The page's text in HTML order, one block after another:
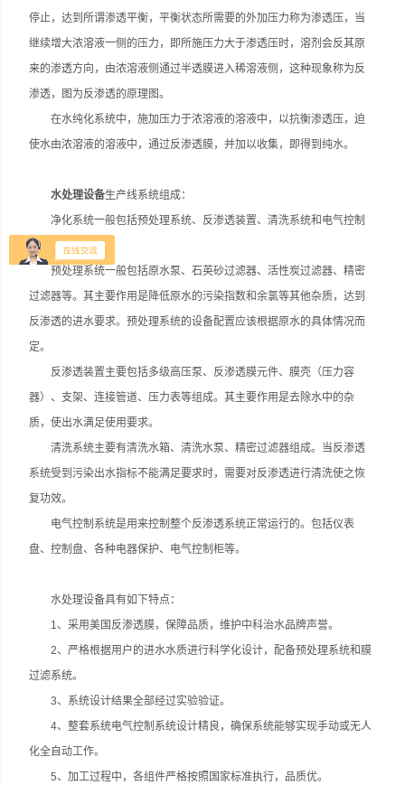
停止，达到所谓渗透平衡，平衡状态所需要的外加压力称为渗透压，当
继续增大浓溶液一侧的压力，即所施压力大于渗透压时，溶剂会反其原
来的渗透方向，由浓溶液侧通过半透膜进入稀溶液侧，这种现象称为反
渗透，图为反渗透的原理图。
在水纯化系统中，施加压力于浓溶液的溶液中，以抗衡渗透压，迫
使水由浓溶液的溶液中，通过反渗透膜，并加以收集，即得到纯水。
水处理设备生产线系统组成：
净化系统一般包括预处理系统、反渗透装置、清洗系统和电气控制
系统等。
预处理系统一般包括原水泵、石英砂过滤器、活性炭过滤器、精密
过滤器等。其主要作用是降低原水的污染指数和余氯等其他杂质，达到
反渗透的进水要求。预处理系统的设备配置应该根据原水的具体情况而
定。
反渗透装置主要包括多级高压泵、反渗透膜元件、膜壳（压力容
器）、支架、连接管道、压力表等组成。其主要作用是去除水中的杂
质，使出水满足使用要求。
清洗系统主要有清洗水箱、清洗水泵、精密过滤器组成。当反渗透
系统受到污染出水指标不能满足要求时，需要对反渗透进行清洗使之恢
复功效。
电气控制系统是用来控制整个反渗透系统正常运行的。包括仪表
盘、控制盘、各种电器保护、电气控制柜等。
水处理设备具有如下特点：
1、采用美国反渗透膜，保障品质，维护中科治水品牌声誉。
2、严格根据用户的进水水质进行科学化设计，配备预处理系统和膜
过滤系统。
3、系统设计结果全部经过实验验证。
4、整套系统电气控制系统设计精良，确保系统能够实现手动或无人
化全自动工作。
5、加工过程中，各组件严格按照国家标准执行，品质优。